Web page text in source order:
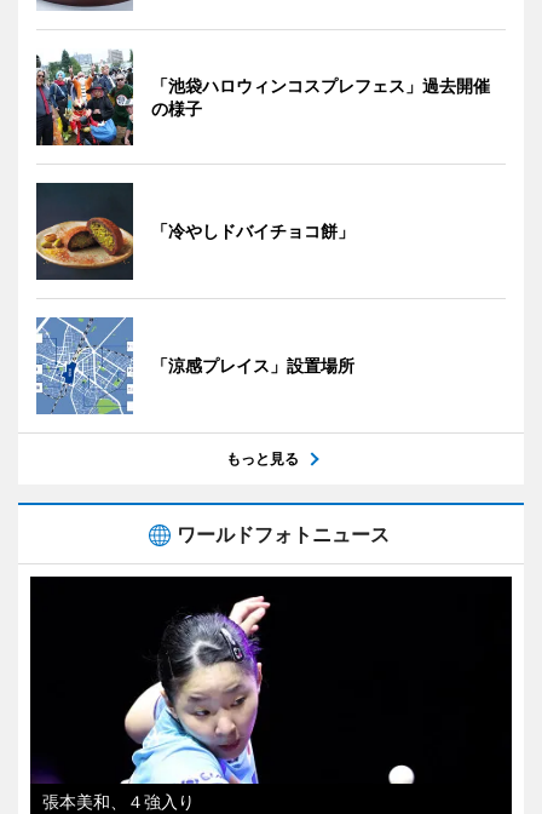
「池袋ハロウィンコスプレフェス」過去開催
の様子
「冷やしドバイチョコ餅」
「涼感プレイス」設置場所
もっと見る
ワールドフォトニュース
張本美和、４強入り